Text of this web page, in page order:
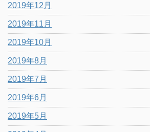
2019年12月
2019年11月
2019年10月
2019年8月
2019年7月
2019年6月
2019年5月